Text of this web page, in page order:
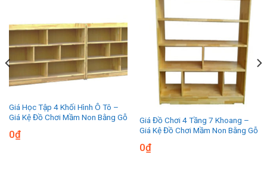
Giá Học Tập 4 Khối Hình Ô Tô –
Giá Kệ Đồ Chơi Mầm Non Bằng Gỗ
0₫
Giá Đồ Chơi 4 Tầng 7 Khoang –
Giá Kệ Đồ Chơi Mầm Non Bằng Gỗ
0₫